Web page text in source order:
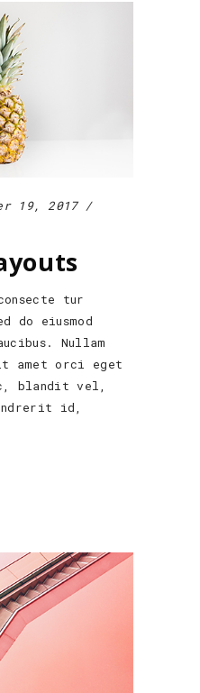
19, 2017
tur
do eiusmod
Nullam
amet orci eget
blandit vel,
id,